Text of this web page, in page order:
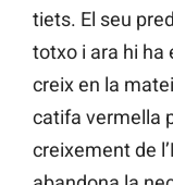
tiets. El seu
totxo i ara hi ha
creix en la
catifa vermella
creixement de